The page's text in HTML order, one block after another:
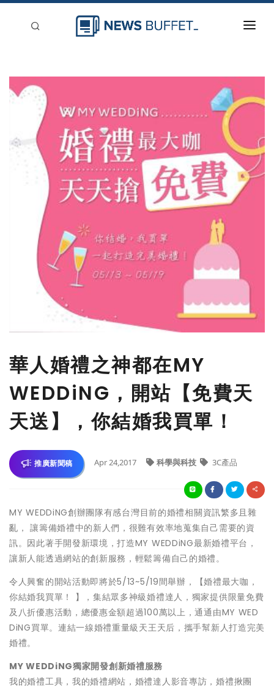
新聞稿分類
登入
刊登
華人婚禮之神都在MY
WEDDiNG，開站【免費天
天送】，你結婚我買單！
推廣新聞稿 Apr 24,2017 科學與科技 3C產品
MY WEDDiNG創辦團隊有感台灣目前的婚禮相關資訊繁多且雜
亂， 讓籌備婚禮中的新人們，很難有效率地蒐集自己需要的資
訊。因此著手開發新環境，打造MY WEDDiNG最新婚禮平台，
讓新人能透過網站的創新服務，輕鬆籌備自己的婚禮。
令人興奮的開站活動即將於5/13~5/19間舉辦，【婚禮最大咖，
你結婚我買單！ 】，集結眾多神級婚禮達人，獨家提供限量免費
及八折優惠活動，總優惠金額超過100萬以上，通通由MY WED
DiNG買單。連結一線婚禮重量級天王天后，攜手幫新人打造完美
婚禮。
MY WEDDiNG獨家開發創新婚禮服務
我的婚禮工具，我的婚禮網站，婚禮達人影音專訪，婚禮揪團